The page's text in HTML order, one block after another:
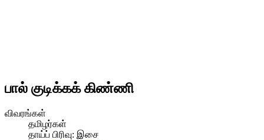
பால் குடிக்கக் கிண்ணி
விவரங்கள்
தமிழர்கள்
தாய்ப் பிரிவு: இசை